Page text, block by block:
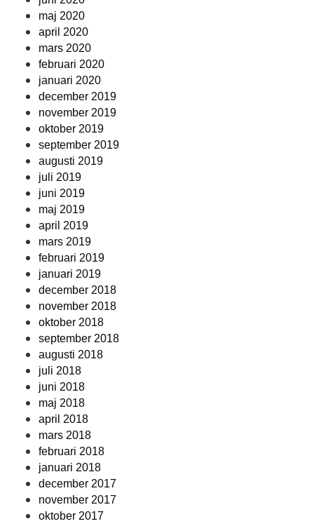
maj 2020
april 2020
mars 2020
februari 2020
januari 2020
december 2019
november 2019
oktober 2019
september 2019
augusti 2019
juli 2019
juni 2019
maj 2019
april 2019
mars 2019
februari 2019
januari 2019
december 2018
november 2018
oktober 2018
september 2018
augusti 2018
juli 2018
juni 2018
maj 2018
april 2018
mars 2018
februari 2018
januari 2018
december 2017
november 2017
oktober 2017